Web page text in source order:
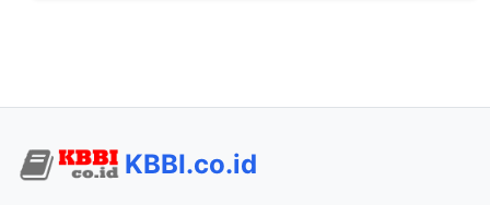
KBBI.co.id